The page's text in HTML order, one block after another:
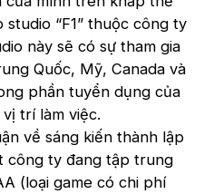
“F1” thuộc công ty
này sẽ có sự tham gia
Quốc, Mỹ, Canada và
phần tuyển dụng của
trí làm việc.
về sáng kiến thành lập
công ty đang tập trung
(loại game có chi phí